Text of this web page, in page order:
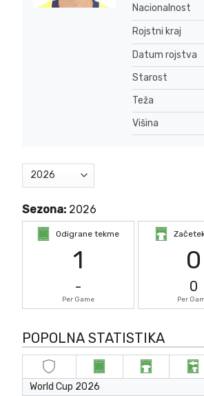
Nacionalnost
Rojstni kraj
Datum rojstva
Starost
Teža
Višina
Sezona: 2026
Odigrane tekme
1
-
Per Game
0
0
Per
POPOLNA STATISTIKA
World Cup 2026